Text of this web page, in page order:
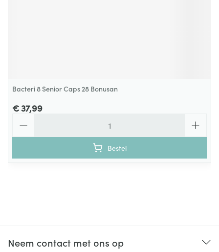
Bacteri 8 Senior Caps 28 Bonusan
€ 37,99
Bestel
Neem contact met ons op